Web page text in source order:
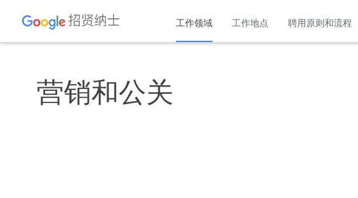
工作领域 工作地点 聘用原则和流程
营销和公关